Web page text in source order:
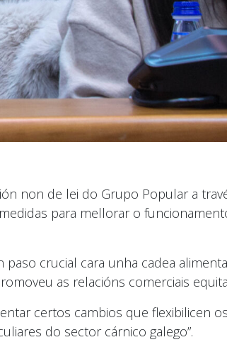
non de lei do Grupo Popular a
para mellorar o
crucial cara unha cadea
as relacións comerciais
certos cambios que flexibilicen
do sector cárnico galego”.